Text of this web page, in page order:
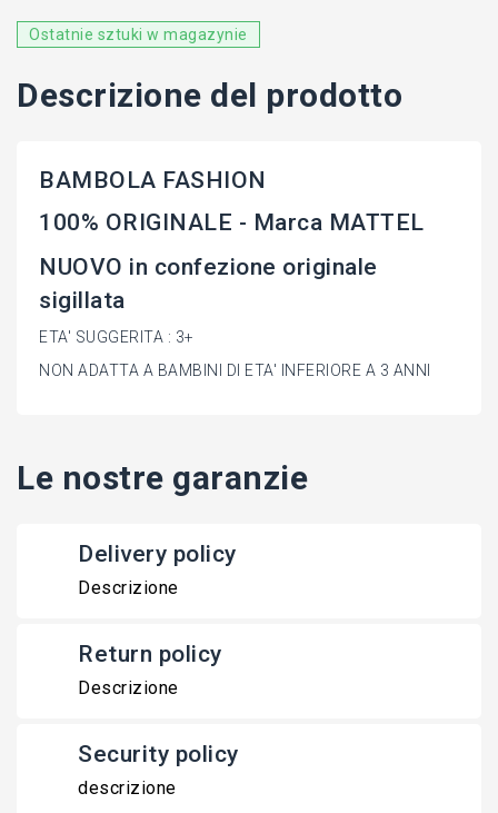
Ostatnie sztuki w magazynie
Descrizione del prodotto
BAMBOLA FASHION
100% ORIGINALE - Marca MATTEL
NUOVO in confezione originale
sigillata
ETA' SUGGERITA : 3+
NON ADATTA A BAMBINI DI ETA' INFERIORE A 3 ANNI
Le nostre garanzie
Delivery policy
Descrizione
Return policy
Descrizione
Security policy
descrizione